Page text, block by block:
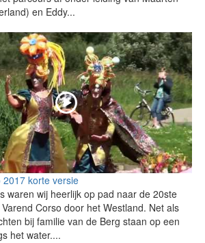
en Eddy...
2017 korte versie
waren wij heerlijk op pad naar de 20ste
Corso door het Westland. Net als
bij familie van de Berg staan op een
het water....